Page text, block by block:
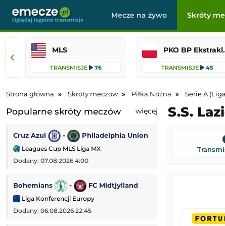
Mecze na żywo Skróty
MLS
TRANSMISJE 76 TRANSMISJE 45
Strona główna Skróty meczów Piłka Nożna Serie A
Popularne skróty meczów więcej
Cruz Azul - Philadelphia Union
Leagues Cup MLS Liga MX
Dodany: 07.08.2026 4:00
Bohemians - FC Midtjylland
Liga Konferencji Europy
Dodany: 06.08.2026 22:45
Mecz towarzyski
S.S.